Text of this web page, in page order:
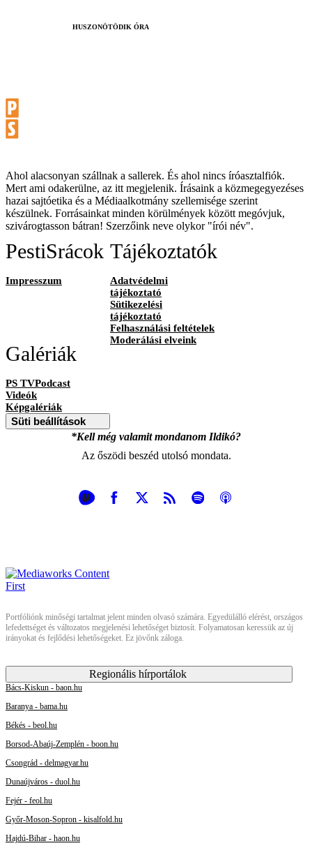
HUSZONÖTÖDIK ÓRA
Ahol alacsonyan szállnak a sallerek. És ahol nincs íróasztalfiók.
Mert ami odakerülne, az itt megjelenik. Írásaink a közmegegyezéses
hazai sajtóetika és a Médiaalkotmány szellemisége szerint
készülnek. Forrásainkat minden körülmények között megóvjuk,
szivárogtasson bátran! Szerzőink neve olykor "írói név".
PestiSrácok
Impresszum
Tájékoztatók
Adatvédelmi
tájékoztató
Sütikezelési
tájékoztató
Felhasználási feltételek
Moderálási elveink
Galériák
PS TVPodcast
Videók
Képgalériák
Süti beállítások
*Kell még valamit mondanom Ildikó?
Az őszödi beszéd utolsó mondata.
Portfóliónk minőségi tartalmat jelent minden olvasó számára. Egyedülálló elérést, országos
lefedettséget és változatos megjelenési lehetőséget biztosít. Folyamatosan keressük az új
irányokat és fejlődési lehetőségeket. Ez jövőnk záloga.
Regionális hírportálok
Bács-Kiskun - baon.hu
Baranya - bama.hu
Békés - beol.hu
Borsod-Abaúj-Zemplén - boon.hu
Csongrád - delmagyar.hu
Dunaújváros - duol.hu
Fejér - feol.hu
Győr-Moson-Sopron - kisalfold.hu
Hajdú-Bihar - haon.hu